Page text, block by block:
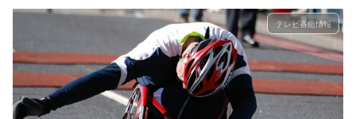
テレビ番組情報